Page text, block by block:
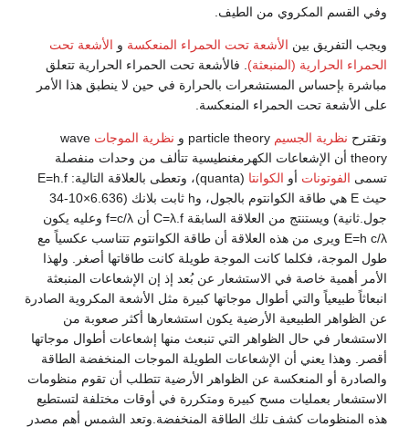
وفي القسم المكروي من الطيف.
ويجب التفريق بين الأشعة تحت الحمراء المنعكسة و الأشعة تحت
الحمراء الحرارية (المنبعثة) . فالأشعة تحت الحمراء الحرارية تتعلق
مباشرة بإحساس المستشعرات بالحرارة في حين لا ينطبق هذا الأمر
على الأشعة تحت الحمراء المنعكسة.
وتقترح نظرية الجسيم نظرية الموجات wave
theory أن الإشعاعات الكهرمغنطيسية تتألف من وحدات منفصلة
تسمى الفوتونات أو الكوانتا
(quanta)، وتعطى بالعلاقة التالية: E=h.f
حيث E هي طاقة الكوانتوم بالجول، وh ثابت بلانك (6.636×10-34
جول.ثانية) ويستنتج من العلاقة السابقة C=λ.f أن f=c/λ وعليه يكون
E=h c/λ ويرى من هذه العلاقة أن طاقة الكوانتوم تتناسب عكسياً مع
طول الموجة، فكلما كانت الموجة طويلة كانت طاقاتها أصغر. ولهذا
الأمر أهمية خاصة في الاستشعار عن بُعد إذ إن الإشعاعات المنبعثة
انبعاثاً طبيعياً والتي أطوال موجاتها كبيرة مثل الأشعة المكروية الصادرة
عن الظواهر الطبيعية الأرضية يكون استشعارها أكثر صعوبة من
الاستشعار في حال الظواهر التي تنبعث منها إشعاعات أطوال موجاتها
أقصر. وهذا يعني أن الإشعاعات الطويلة الموجات المنخفضة الطاقة
والصادرة أو المنعكسة عن الظواهر الأرضية تتطلب أن تقوم منظومات
الاستشعار بعمليات مسح كبيرة ومتكررة في أوقات مختلفة لتستطيع
هذه المنظومات كشف تلك الطاقة المنخفضة.وتعد الشمس أهم مصدر